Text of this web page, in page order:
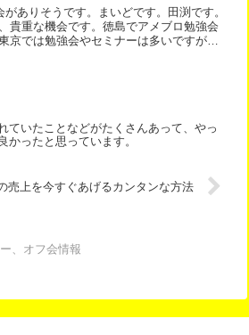
ありそうです。まいどです。田渕です。
貴重な機会です。徳島でアメブロ勉強会
京では勉強会やセミナーは多いですが、
ていたことなどがたくさんあって、やっ
かったと思っています。
売上を今すぐあげるカンタンな方法
、オフ会情報